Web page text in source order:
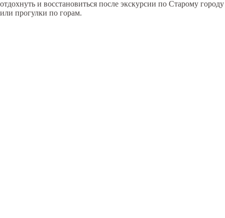
отдохнуть и восстановиться после экскурсии по Старому городу
или прогулки по горам.